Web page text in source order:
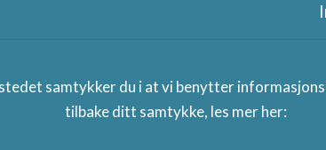
samtykker du i at vi benytter
tilbake ditt samtykke, les mer her: